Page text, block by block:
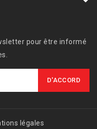
pour être informé
légales